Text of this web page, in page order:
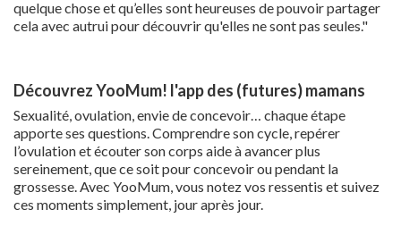
quelque chose et qu’elles sont heureuses de pouvoir partager
cela avec autrui pour découvrir qu'elles ne sont pas seules."
Découvrez YooMum! l'app des (futures) mamans
Sexualité, ovulation, envie de concevoir… chaque étape
apporte ses questions. Comprendre son cycle, repérer
l’ovulation et écouter son corps aide à avancer plus
sereinement, que ce soit pour concevoir ou pendant la
grossesse. Avec YooMum, vous notez vos ressentis et suivez
ces moments simplement, jour après jour.